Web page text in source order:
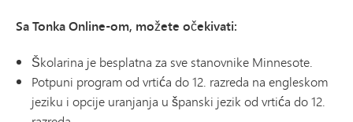
Sa Tonka Online-om, možete očekivati:
Školarina je besplatna za sve stanovnike Minnesote.
Potpuni program od vrtića do 12. razreda na engleskom
jeziku i opcije uranjanja u španski jezik od vrtića do 12.